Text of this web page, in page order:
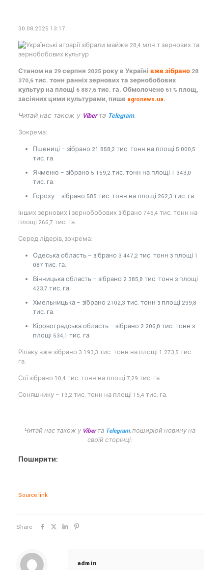
30.08.2025 13:17
Станом на 29 серпня 2025 року в Україні вже зібрано28
370,6 тис. тонн ранніх зернових та зернобобових
культур на площі 6 887,6 тис. га. Обмолочено 61% площ,
засіяних цими культурами, пише agronews.ua.
Читай нас також у Viberта Telegram.
Зокрема:
Пшениці – зібрано 21 858,2 тис. тонн на площі 5 000,5
тис. га.
Ячменю – зібрано 5 159,2 тис. тонн на площі 1 343,0
тис. га.
Гороху – зібрано 585 тис. тонн на площі 262,3 тис. га.
Інших зернових і зернобобових зібрано 746,4 тис. тонн на
площі 266,7 тис. га.
Серед лідерів, зокрема:
Одеська область – зібрано 3 447,2 тис. тонн з площі 1
087 тис. га.
Вінницька область – зібрано 2 385,8 тис. тонн з площі
423,7 тис. га.
Хмельницька – зібрано 2102,3 тис. тонн з площі 299,8
тис. га.
Кіровоградська область – зібрано 2 206,0 тис. тонн з
площі 534,1 тис. га.
Ріпаку вже зібрано 3 193,3 тис. тонн на площі 1 273,5 тис.
га.
Сої зібрано 10,4 тис. тонн на площі 7,29 тис. га.
Соняшнику – 13,2 тис. тонн на площі 15,4 тис. га.
Читай нас також у Viberта Telegram, поширюй новину на
своїй сторінці:
Поширити:
Source link
Share
admin